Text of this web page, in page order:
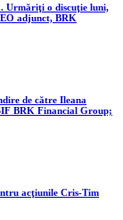
Urmăriţi o discuţie luni,
adjunct, BRK
de către Ileana
BRK Financial Group;
acţiunile Cris-Tim